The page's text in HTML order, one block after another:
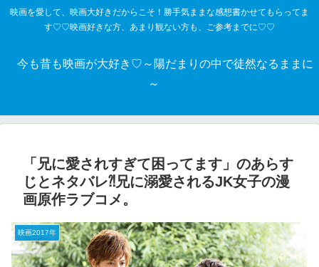
映画を愛して、映画大好きだからこそ！勝手気ままな感想書かせてもらってま
す♡♡映画好きな方、あまり観ない方も、ご参考までに♡♡
今も昔も映画が大好き♡～陽だまりの中で徒然なるままに
～
「兄に愛されすぎて困ってます」のあらす
じとネタバレ⁈兄に溺愛されるJK女子の漫
画原作ラブコメ。
映画2017年